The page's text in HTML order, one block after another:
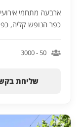
ארבעה מתחמי
כפר הנופש קליה,
50 - 3000
שליחת